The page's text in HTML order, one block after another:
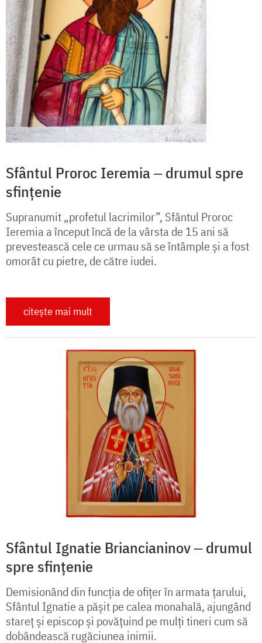
Sfântul Proroc Ieremia ‒ drumul spre
sfințenie
Supranumit „profetul lacrimilor”, Sfântul Proroc
Ieremia a început încă de la vârsta de 15 ani să
prevestească cele ce urmau să se întâmple și a fost
omorât cu pietre, de către iudei.
citește mai mult
Sfântul Ignatie Briancianinov ‒ drumul
spre sfințenie
Demisionând din funcția de ofițer în armata țarului,
Sfântul Ignatie a pășit pe calea monahală, ajungând
stareț și episcop și povățuind pe mulți tineri cum să
dobândească rugăciunea inimii.